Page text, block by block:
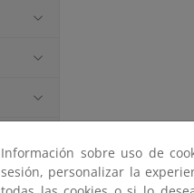
Información sobre uso de
sesión, personalizar la